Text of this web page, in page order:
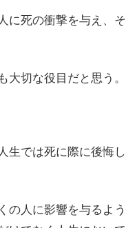
に死の衝撃を与え、そ
大切な役目だと思う。
生では死に際に後悔し
の人に影響を与るよう